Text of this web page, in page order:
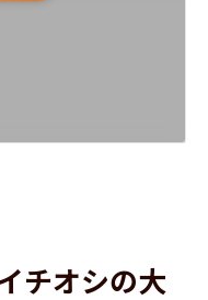
チオシの大